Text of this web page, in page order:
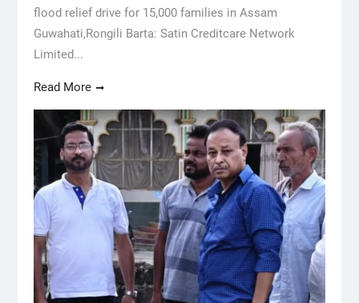
flood relief drive for 15,000 families in Assam
Guwahati,Rongili Barta: Satin Creditcare Network
Limited...
Read More